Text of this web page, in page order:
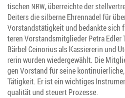
ti­schen NRW, über­reich­te der
Dei­ters die sil­ber­ne Ehren­na­del für
Vor­stands­tä­tig­keit und bedank­te sich
te­ren Vor­stands­mit­glie­der Petra Edler
Bär­bel Cein­ori­us als Kas­sie­re­rin und
re­rin wur­den wie­der­ge­wählt. Die
gen Vor­stand für sei­ne
Tätig­keit. Er ist ein wich­ti­ges
qua­li­tät und steu­ert Prozesse.